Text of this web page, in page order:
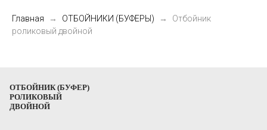
Главная ОТБОЙНИКИ (БУФЕРЫ)
Отбойник
роликовый двойной